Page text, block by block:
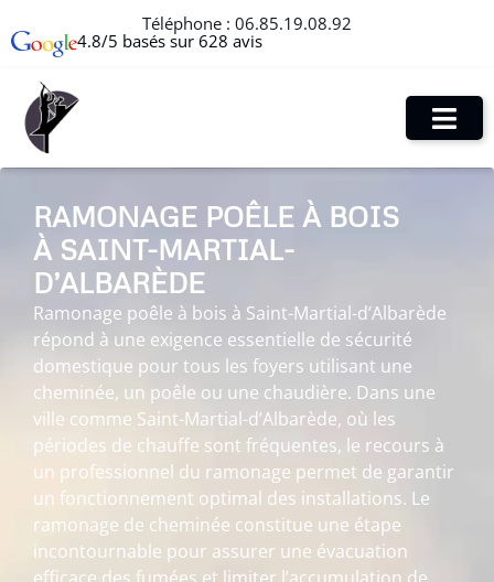
Téléphone : 06.85.19.08.92
4.8/5 basés sur 628 avis
RAMONAGE POÊLE À BOIS
À SAINT-MARTIAL-
D’ALBARÈDE
Ramonage poêle à bois à Saint-Martial-d’Albarède
répond à une exigence essentielle de sécurité
domestique pour tous les foyers utilisant une
cheminée, un poêle ou une chaudière. Dans une
ville comme Saint-Martial-d’Albarède, où les
périodes de chauffe sont fréquentes, le recours à
un professionnel du ramonage permet de garantir
un fonctionnement optimal des installations. Le
ramonage de cheminée constitue une étape
incontournable pour assurer une évacuation